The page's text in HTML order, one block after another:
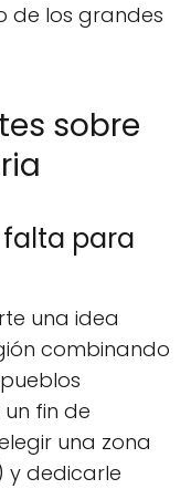
de los grandes
sobre
para
una idea
combinando
un fin de
una zona
y dedicarle